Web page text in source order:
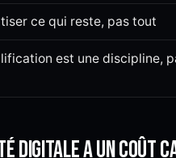
ce qui reste, pas tout
est une discipline,
digitale a un coût